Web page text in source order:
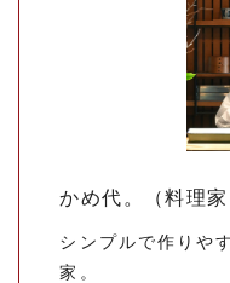
かめ代。（料理
シンプルで作りや
家。